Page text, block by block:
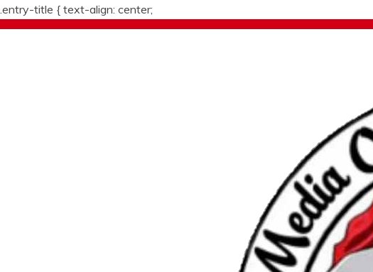
.entry-title { text-align: center;
Skip